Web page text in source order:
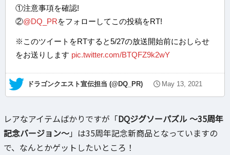
①注意事項を確認!
②@DQ_PRをフォローしてこの投稿をRT!
※このツイートをRTすると5/27の放送開始前におしらせ
をお送りします pic.twitter.com/BTQFZ9k2wY
— ドラゴンクエスト宣伝担当 (@DQ_PR) May 13, 2021
レアなアイテムばかりですが「DQジグソーパズル ～35周年
記念バージョン～」は35周年記念新商品となっていますの
で、なんとかゲットしたいところ！